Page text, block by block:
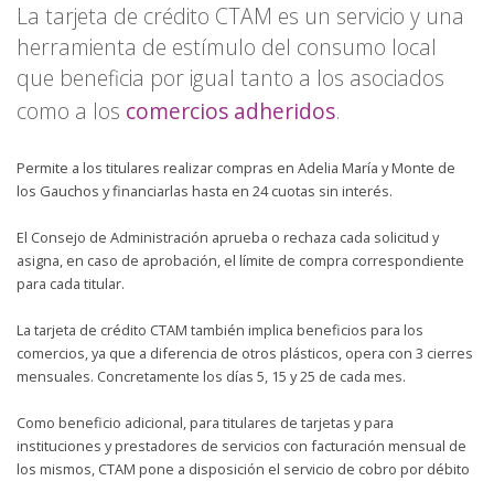
La tarjeta de crédito CTAM es un servicio y una
herramienta de estímulo del consumo local
que beneficia por igual tanto a los asociados
como a los comercios adheridos.
Permite a los titulares realizar compras en Adelia María y Monte de
los Gauchos y financiarlas hasta en 24 cuotas sin interés.
El Consejo de Administración aprueba o rechaza cada solicitud y
asigna, en caso de aprobación, el límite de compra correspondiente
para cada titular.
La tarjeta de crédito CTAM también implica beneficios para los
comercios, ya que a diferencia de otros plásticos, opera con 3 cierres
mensuales. Concretamente los días 5, 15 y 25 de cada mes.
Como beneficio adicional, para titulares de tarjetas y para
instituciones y prestadores de servicios con facturación mensual de
los mismos, CTAM pone a disposición el servicio de cobro por débito